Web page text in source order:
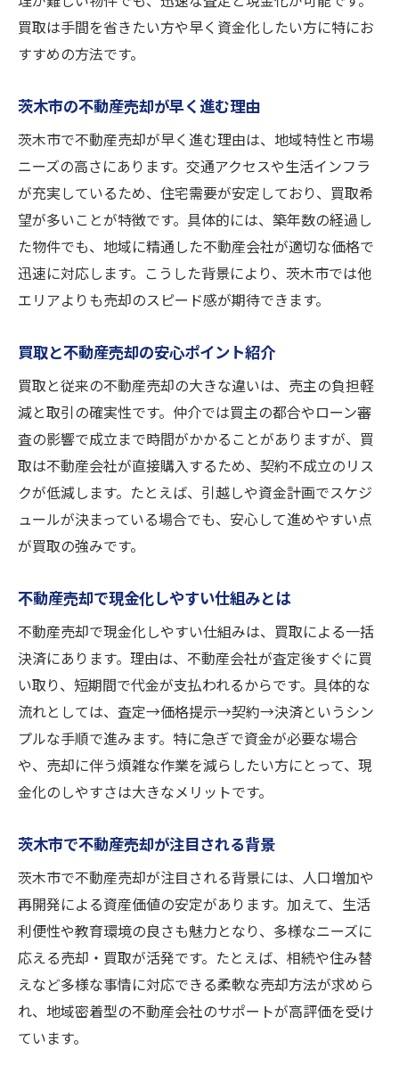
茨木市の不動産売却を成功へ導く実践法
査定から契約までの不動産売却ノウハウ
売却前に知っておくべきポイント集
不動産売却で失敗しないための実践策
茨木市で満足度の高い不動産売却の秘訣
安心して進める不動産買取の手順ガイド
不動産売却時に必要な手順と流れを解説
買取を安心して進めるためのポイント
茨木市での買取をスムーズに進める方法
手続き上の注意点と不動産売却の工夫
安心できる不動産売却のための準備とは
不動産売却時に注意したいNG行為まとめ
不動産売却で避けたいNG行為のポイント
スムーズな売却を妨げる注意点を解説
茨木市で不動産売却時の失敗事例紹介
安心の取引へ不動産売却の注意事項集
売却時のトラブルを防ぐコツと対策
現金化を急ぐ方へ茨木市買取のポイント
不動産売却を早く現金化するための方法
茨木市で迅速に買取を進めるコツ
現金化を重視した不動産売却の選択肢
急ぎの不動産売却で重視したいポイント
不動産売却の即現金化を目指す秘訣
買取は手間を省きたい方や早く資金化したい方に特にお
すすめの方法です。
茨木市の不動産売却が早く進む理由
茨木市で不動産売却が早く進む理由は、地域特性と市場
ニーズの高さにあります。交通アクセスや生活インフラ
が充実しているため、住宅需要が安定しており、買取希
望が多いことが特徴です。具体的には、築年数の経過し
た物件でも、地域に精通した不動産会社が適切な価格で
迅速に対応します。こうした背景により、茨木市では他
エリアよりも売却のスピード感が期待できます。
買取と不動産売却の安心ポイント紹介
買取と従来の不動産売却の大きな違いは、売主の負担軽
減と取引の確実性です。仲介では買主の都合やローン審
査の影響で成立まで時間がかかることがありますが、買
取は不動産会社が直接購入するため、契約不成立のリス
クが低減します。たとえば、引越しや資金計画でスケジ
ュールが決まっている場合でも、安心して進めやすい点
が買取の強みです。
不動産売却で現金化しやすい仕組みとは
不動産売却で現金化しやすい仕組みは、買取による一括
決済にあります。理由は、不動産会社が査定後すぐに買
い取り、短期間で代金が支払われるからです。具体的な
流れとしては、査定→価格提示→契約→決済というシン
プルな手順で進みます。特に急ぎで資金が必要な場合
や、売却に伴う煩雑な作業を減らしたい方にとって、現
金化のしやすさは大きなメリットです。
茨木市で不動産売却が注目される背景
茨木市で不動産売却が注目される背景には、人口増加や
再開発による資産価値の安定があります。加えて、生活
利便性や教育環境の良さも魅力となり、多様なニーズに
応える売却・買取が活発です。たとえば、相続や住み替
えなど多様な事情に対応できる柔軟な売却方法が求めら
れ、地域密着型の不動産会社のサポートが高評価を受け
ています。